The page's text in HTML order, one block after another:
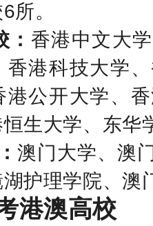
6所。
香港中文大
香港科技大学
港公开大学、
生大学、东华
澳门大学、澳
护理学院、澳
港澳高校